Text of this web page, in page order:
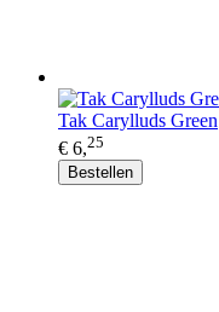
Tak Carylluds Green
€ 6,25
Bestellen